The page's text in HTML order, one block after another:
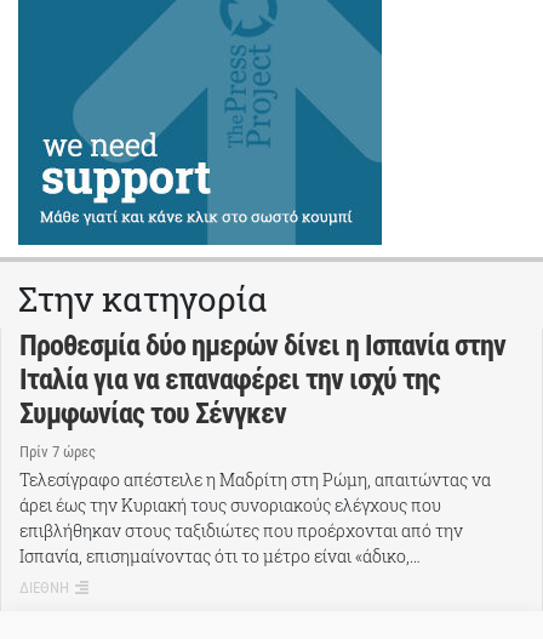
Στην κατηγορία
Προθεσμία δύο ημερών δίνει η Ισπανία στην
Ιταλία για να επαναφέρει την ισχύ της
Συμφωνίας του Σένγκεν
Πρίν 7 ώρες
Τελεσίγραφο απέστειλε η Μαδρίτη στη Ρώμη, απαιτώντας να
άρει έως την Κυριακή τους συνοριακούς ελέγχους που
επιβλήθηκαν στους ταξιδιώτες που προέρχονται από την
Ισπανία, επισημαίνοντας ότι το μέτρο είναι «άδικο,…
ΔΙΕΘΝΗ